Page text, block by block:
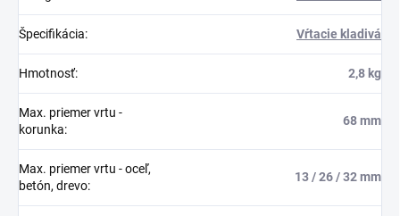
Špecifikácia: Vŕtacie kladivá
Hmotnosť: 2,8 kg
Max. priemer vrtu -
korunka:
68 mm
Max. priemer vrtu - oceľ,
betón, drevo:
13 / 26 / 32 mm